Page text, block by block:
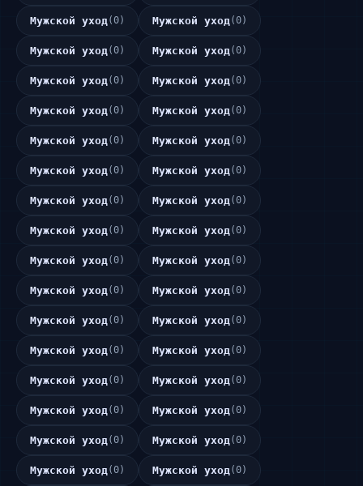
Мужской уход(0) Мужской уход(0)
Мужской уход(0) Мужской уход(0)
Мужской уход(0) Мужской уход(0)
Мужской уход(0) Мужской уход(0)
Мужской уход(0) Мужской уход(0)
Мужской уход(0) Мужской уход(0)
Мужской уход(0) Мужской уход(0)
Мужской уход(0) Мужской уход(0)
Мужской уход(0) Мужской уход(0)
Мужской уход(0) Мужской уход(0)
Мужской уход(0) Мужской уход(0)
Мужской уход(0) Мужской уход(0)
Мужской уход(0) Мужской уход(0)
Мужской уход(0) Мужской уход(0)
Мужской уход(0) Мужской уход(0)
Мужской уход(0) Мужской уход(0)